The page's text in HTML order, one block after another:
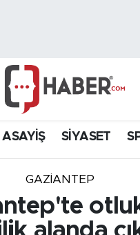
ASAYİŞ SİYASET
GAZIANTEP
Durumu ve Fikstür
Haberleri